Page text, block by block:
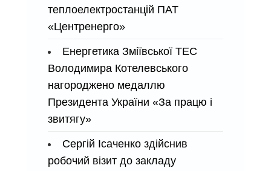
теплоелектростанцій ПАТ
«Центренерго»
Енергетика Зміївської ТЕС
Володимира Котелевського
нагороджено медаллю
Президента України «За працю і
звитягу»
Сергій Ісаченко здійснив
робочий візит до закладу